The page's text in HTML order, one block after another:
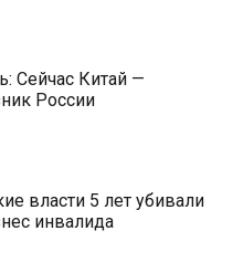
Сейчас Китай —
России
власти 5 лет убивали
инвалида